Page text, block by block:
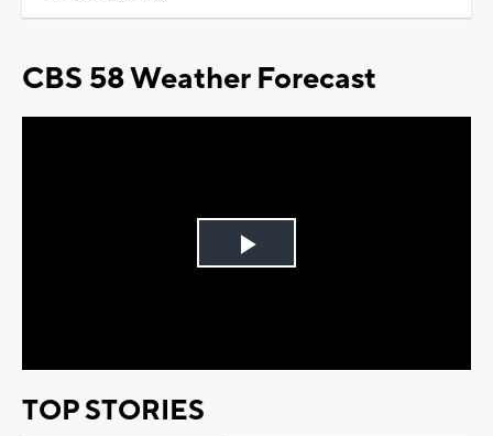
CBS 58 Weather Forecast
Play
TOP STORIES